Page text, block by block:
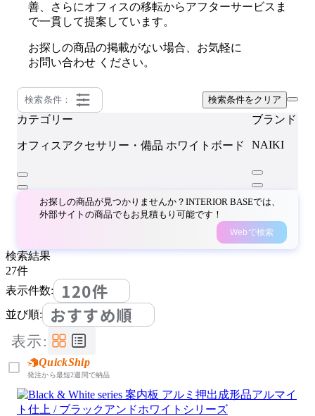
善、さらにオフィスの移転からアフターサービスま
で一貫して提案しています。
お探しの商品の掲載がない場合、お気軽に
お問い合わせ ください。
検索条件： 検索条件をクリア
カテゴリー
オフィスアクセサリー・備品 ホワイトボード
ブランド
NAIKI
お探しの商品が見つかりませんか？INTERIOR BASEでは、
外部サイトの商品でもお見積もり可能です！
Webで検索
検索結果
27件
表示件数:
120件
並び順: おすすめ順
表示:
QuickShip
発注から最短2週間で納品